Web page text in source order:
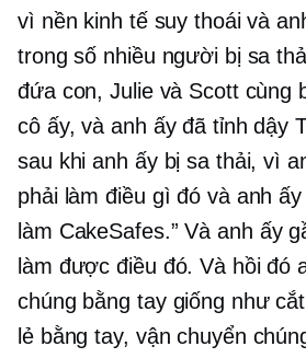
vì nền kinh tế suy thoái và
trong số nhiều người bị sa
đứa con, Julie và Scott cùng
cô ấy, và anh ấy đã tỉnh dậy
sau khi anh ấy bị sa thải, vì
phải làm điều gì đó và anh ấy
làm CakeSafes.” Và anh ấy
làm được điều đó. Và hồi đó
chúng bằng tay giống như
lẻ bằng tay, vận chuyển